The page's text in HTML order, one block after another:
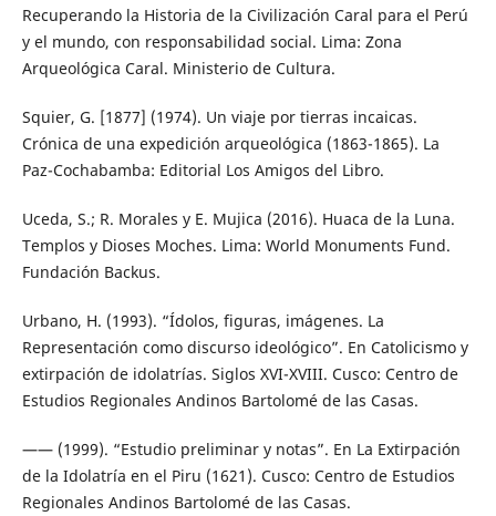
Recuperando la Historia de la Civilización Caral para el Perú
y el mundo, con responsabilidad social. Lima: Zona
Arqueológica Caral. Ministerio de Cultura.
Squier, G. [1877] (1974). Un viaje por tierras incaicas.
Crónica de una expedición arqueológica (1863-1865). La
Paz-Cochabamba: Editorial Los Amigos del Libro.
Uceda, S.; R. Morales y E. Mujica (2016). Huaca de la Luna.
Templos y Dioses Moches. Lima: World Monuments Fund.
Fundación Backus.
Urbano, H. (1993). “Ídolos, figuras, imágenes. La
Representación como discurso ideológico”. En Catolicismo y
extirpación de idolatrías. Siglos XVI-XVIII. Cusco: Centro de
Estudios Regionales Andinos Bartolomé de las Casas.
—— (1999). “Estudio preliminar y notas”. En La Extirpación
de la Idolatría en el Piru (1621). Cusco: Centro de Estudios
Regionales Andinos Bartolomé de las Casas.